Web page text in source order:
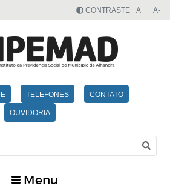
TELEFONES CONTATO
OUVIDORIA
CONTRASTE A+ A-
Menu